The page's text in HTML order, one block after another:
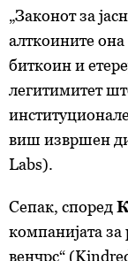
„Законот за
алткоините
биткоин и
легитимитет
виш извршен
Labs).
Сепак, според
компанијата
венчрс“